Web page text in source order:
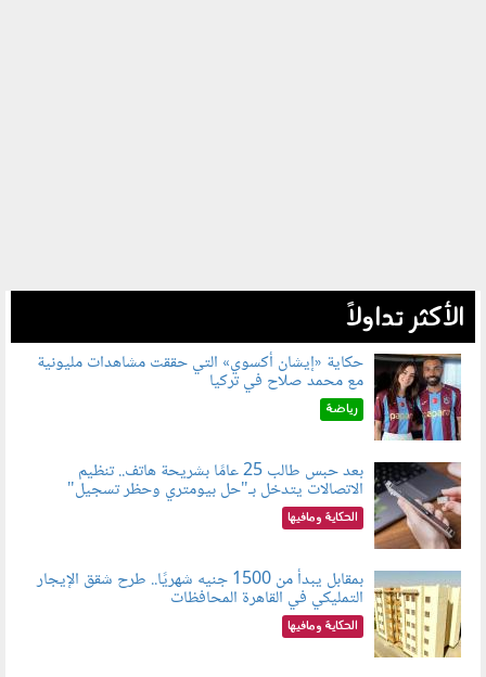
الأكثر تداولاً
080802.jpg
حكاية «إيشان أكسوي» التي حققت مشاهدات مليونية
مع محمد صلاح في تركيا
رياضة
080803.jpg
بعد حبس طالب 25 عامًا بشريحة هاتف.. تنظيم
الاتصالات يتدخل بـ"حل بيومتري وحظر تسجيل"
الحكاية ومافيها
080801.jpg
بمقابل يبدأ من 1500 جنيه شهريًا.. طرح شقق الإيجار
التمليكي في القاهرة المحافظات
الحكاية ومافيها